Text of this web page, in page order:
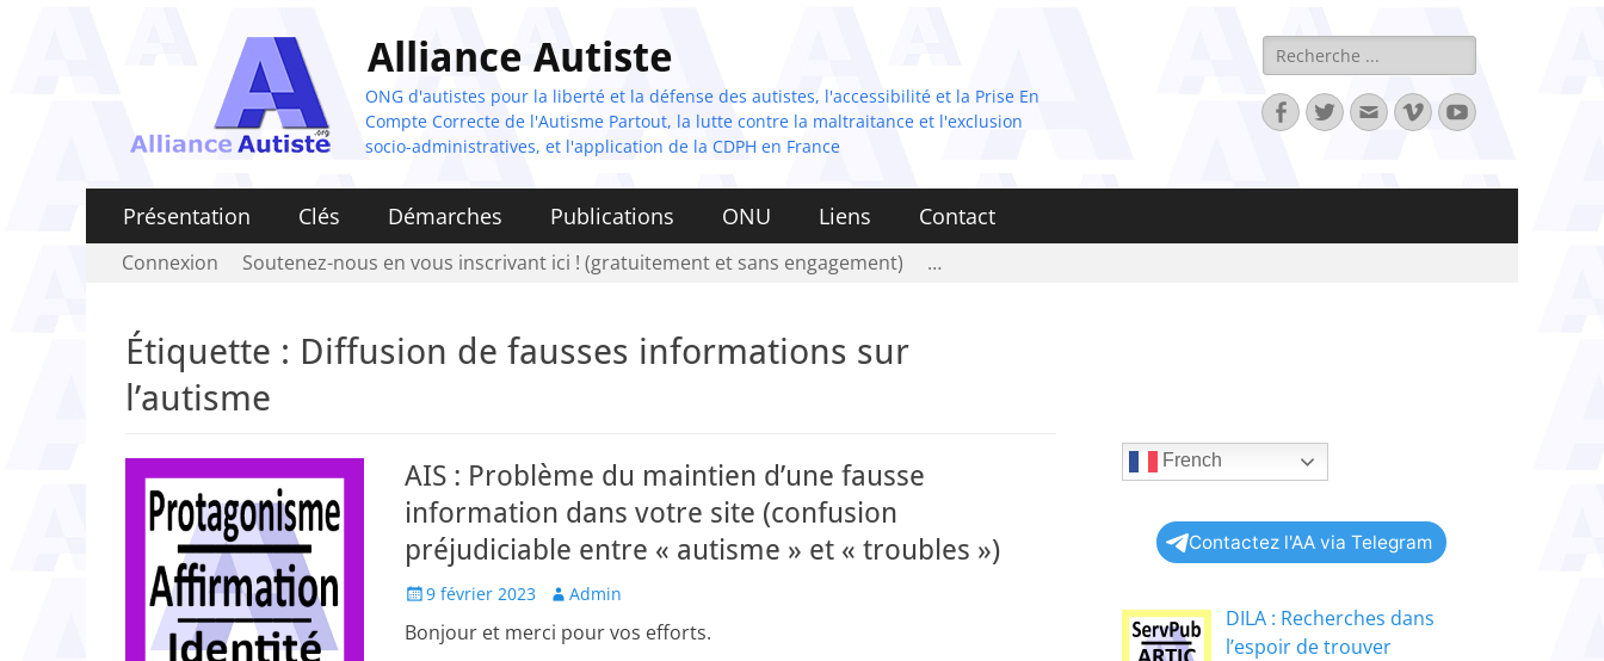
Alliance Autiste
ONG d'autistes pour la liberté et la défense des autistes, l'accessibilité et la Prise En
Compte Correcte de l'Autisme Partout, la lutte contre la maltraitance et l'exclusion
socio-administratives, et l'application de la CDPH en France
Rechercher :
Facebook
TwitterAdresse
de
VimeoYouTube
Menu
principal
Aller
contenu
Présentation Clés Démarches Publications ONU Liens Contact
Menu
Aller
Connexion Soutenez-nous en vous inscrivant ici ! (gratuitement et sans engagement) …
Étiquette : Diffusion de fausses informations sur
l’autisme
AIS : Problème du maintien d’une fausse
information dans votre site (confusion
préjudiciable entre « autisme » et « troubles »)
Posted
9 février 2023 Author
Admin
Bonjour et merci pour vos efforts.
French
Contactez l'AA via Telegram
DILA : Recherches dans
l’espoir de trouver